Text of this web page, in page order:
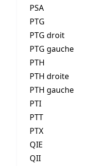
PSA
PTG
PTG droit
PTG gauche
PTH
PTH droite
PTH gauche
PTI
PTT
PTX
QIE
QII